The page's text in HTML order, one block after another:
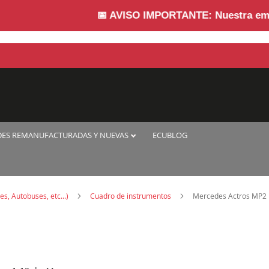
AVISO IMPORTANTE:Nuestra empresa
REMANUFACTURADAS Y NUEVAS ECUBLOG
Autobuses, etc...) Cuadro de instrumentos Mercedes Actros MP2